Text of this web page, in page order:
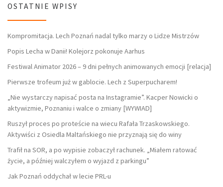
OSTATNIE WPISY
Kompromitacja. Lech Poznań nadal tylko marzy o Lidze Mistrzów
Popis Lecha w Danii! Kolejorz pokonuje Aarhus
Festiwal Animator 2026 – 9 dni pełnych animowanych emocji [relacja]
Pierwsze trofeum już w gablocie. Lech z Superpucharem!
„Nie wystarczy napisać posta na Instagramie”. Kacper Nowicki o
aktywizmie, Poznaniu i walce o zmiany [WYWIAD]
Ruszył proces po proteście na wiecu Rafała Trzaskowskiego.
Aktywiści z Osiedla Maltańskiego nie przyznają się do winy
Trafił na SOR, a po wypisie zobaczył rachunek. „Miałem ratować
życie, a później walczyłem o wyjazd z parkingu”
Jak Poznań oddychał w lecie PRL-u